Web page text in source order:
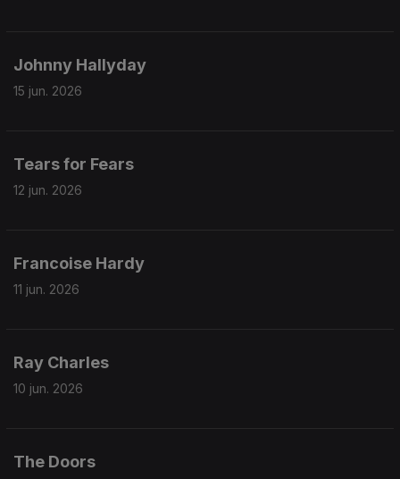
Johnny Hallyday
15 jun. 2026
Tears for Fears
12 jun. 2026
Francoise Hardy
11 jun. 2026
Ray Charles
10 jun. 2026
The Doors